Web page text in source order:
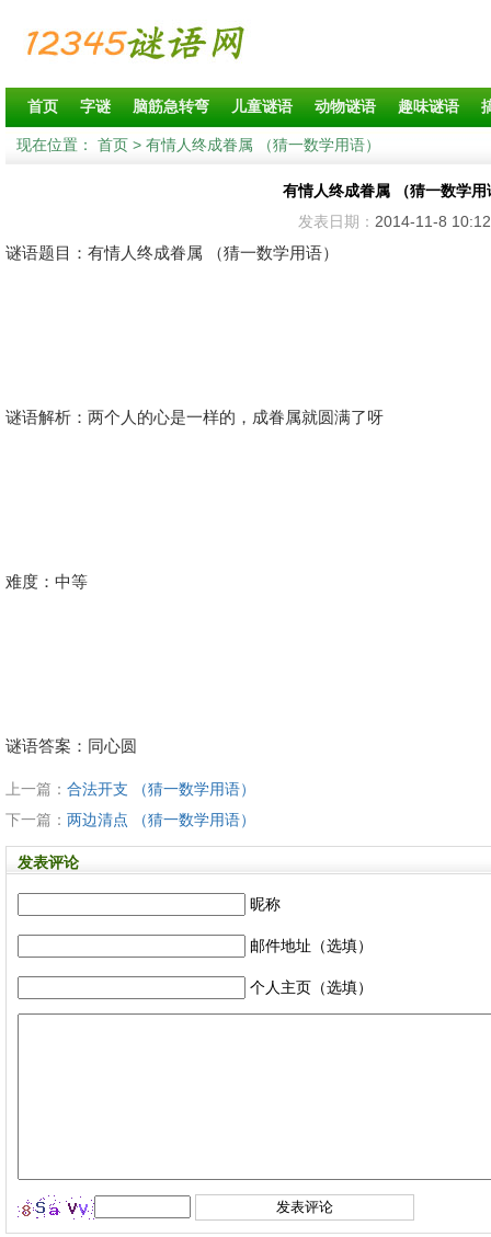
首页 字谜 脑筋急转弯 儿童谜语 动物谜语 趣味谜语
现在位置： 首页 > 有情人终成眷属 （猜一数学用语）
有情人终成眷属 （猜一数学用
发表日期： 2014-11-8 10:12
谜语题目：有情人终成眷属 （猜一数学用语）
谜语解析：两个人的心是一样的，成眷属就圆满了呀
难度：中等
谜语答案：同心圆
上一篇： 合法开支 （猜一数学用语）
下一篇： 两边清点 （猜一数学用语）
发表评论
昵称
邮件地址（选填）
个人主页（选填）